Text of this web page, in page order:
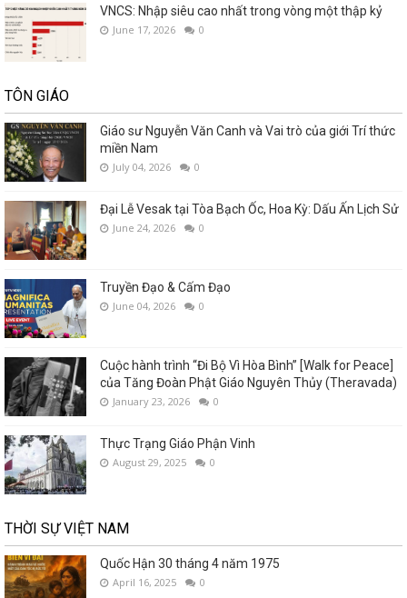
VNCS: Nhập siêu cao nhất trong vòng một thập kỷ
June 17, 2026 0
TÔN GIÁO
Giáo sư Nguyễn Văn Canh và Vai trò của giới Trí thức
miền Nam
July 04, 2026 0
Đại Lễ Vesak tại Tòa Bạch Ốc, Hoa Kỳ: Dấu Ấn Lịch Sử
June 24, 2026 0
Truyền Đạo & Cấm Đạo
June 04, 2026 0
Cuộc hành trình “Đi Bộ Vì Hòa Bình” [Walk for Peace]
của Tăng Đoàn Phật Giáo Nguyên Thủy (Theravada)
January 23, 2026 0
Thực Trạng Giáo Phận Vinh
August 29, 2025 0
THỜI SỰ VIỆT NAM
Quốc Hận 30 tháng 4 năm 1975
April 16, 2025 0